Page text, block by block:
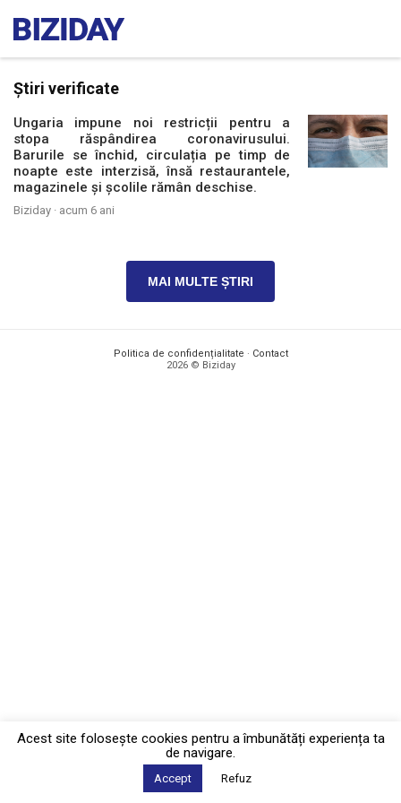
Știri verificate
Ungaria impune noi restricții pentru a
stopa răspândirea coronavirusului.
Barurile se închid, circulația pe timp de
noapte este interzisă, însă restaurantele,
magazinele și școlile rămân deschise.
Biziday · acum 6 ani
MAI MULTE ȘTIRI
Politica de confidențialitate · Contact
2026 © Biziday
Acest site foloseşte cookies pentru a îmbunătăți experiența ta
de navigare.
Accept Refuz